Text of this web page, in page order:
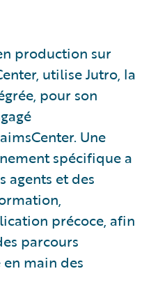
production sur
utilise Jutro, la
pour son
Une
spécifique a
agents et des
précoce, afin
parcours
main des